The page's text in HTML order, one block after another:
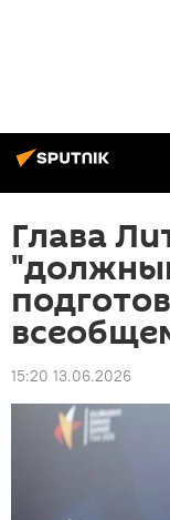
Глава
15:20 13.06.2026